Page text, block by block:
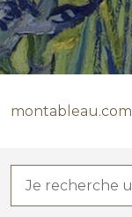
montableau.com